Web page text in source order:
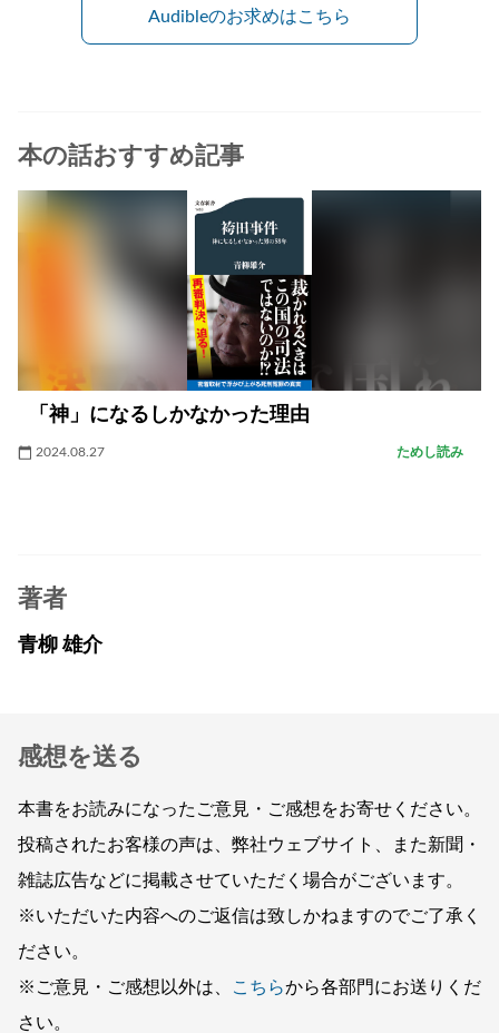
Audibleのお求めはこちら
本の話おすすめ記事
「神」になるしかなかった理由
2024.08.27 ためし読み
著者
青柳 雄介
感想を送る
本書をお読みになったご意見・ご感想をお寄せください。
投稿されたお客様の声は、弊社ウェブサイト、また新聞・
雑誌広告などに掲載させていただく場合がございます。
※いただいた内容へのご返信は致しかねますのでご了承く
ださい。
※ご意見・ご感想以外は、
こちらから各部門にお送りくだ
さい。